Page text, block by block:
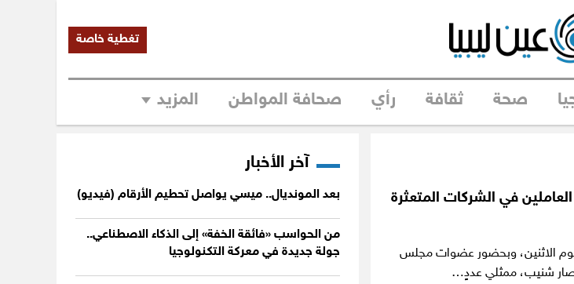
تغطية خاصة
صحة ثقافة رأي صحافة المواطن المزيد
في الشركات المتعثرة
الاثنين، وبحضور عضوات مجلس
شنيب، ممثلي عددٍ…
آخر الأخبار
بعد المونديال.. ميسي يواصل تحطيم الأرقام (فيديو)
من الحواسب «فائقة الخفة» إلى الذكاء الاصطناعي..
جولة جديدة في معركة التكنولوجيا